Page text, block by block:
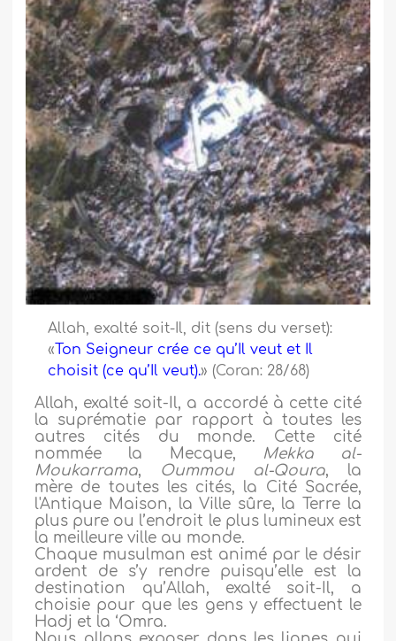
Allah, exalté soit-Il, dit (sens du verset):
«Ton Seigneur crée ce qu’Il veut et Il
choisit (ce qu’Il veut).» (Coran: 28/68)
Allah, exalté soit-Il, a accordé à cette cité
la suprématie par rapport à toutes les
autres cités du monde. Cette cité
nommée la Mecque,
Mekka al-
Moukarrama, Oummou al-Qoura, la
mère de toutes les cités, la Cité Sacrée,
l'Antique Maison, la Ville sûre, la Terre la
plus pure ou l’endroit le plus lumineux est
la meilleure ville au monde.
Chaque musulman est animé par le désir
ardent de s’y rendre puisqu’elle est la
destination qu’Allah, exalté soit-Il, a
choisie pour que les gens y effectuent le
Hadj et la ‘Omra.